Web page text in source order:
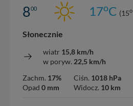
800 17oC (15o
Słonecznie
wiatr 15,8 km/h
w poryw. 22,5 km/h
Zachm. 17%
Opad 0 mm
Ciśn. 1018 hPa
Widocz. 10 km